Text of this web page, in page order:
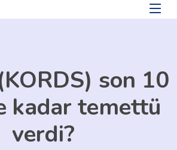
son 10
kadar temettü
verdi?